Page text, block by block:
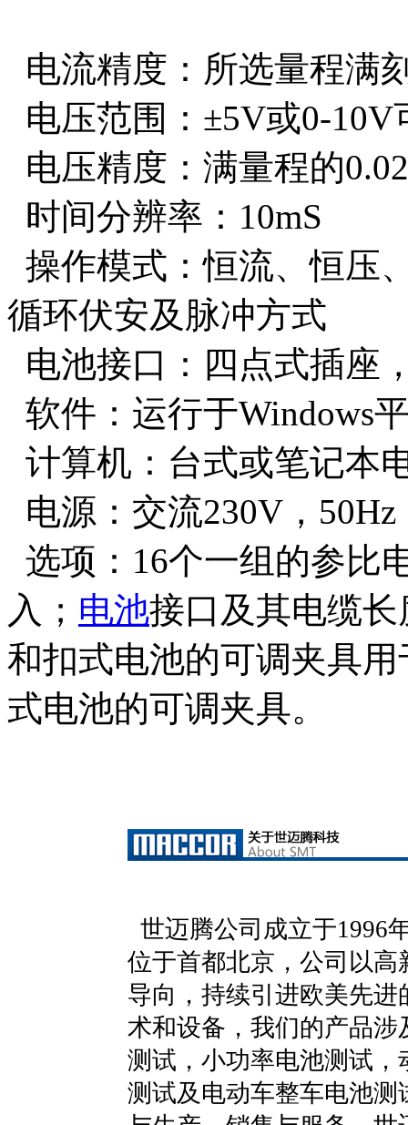
电流精度：所选量程满
电压范围：±5V或0-10V
电压精度：满量程的
时间分辨率：10mS
操作模式：恒流、恒压
循环伏安及脉冲方式
电池接口：四点式插座
软件：运行于Windows
计算机：台式或笔记本
电源：交流230V，50Hz
选项：16个一组的参比
入； 电池接口及其电缆
和扣式电池的可调夹具
式电池的可调夹具。
世迈腾公司成立于1996
位于首都北京，公司以高
导向，持续引进欧美先进
术和设备，我们的产品涉
测试，小功率电池测试，
测试及电动车整车电池测